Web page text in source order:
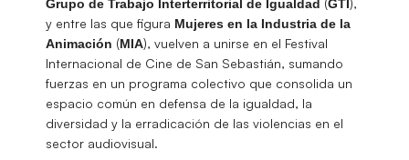
Grupo de Trabajo Interterritorial de Igualdad GTI
y entre las que figura Mujeres en la Industria de la
Animación (MIA), vuelven a unirse en el Festival
Internacional de Cine de San Sebastián, sumando
fuerzas en un programa colectivo que consolida un
espacio común en defensa de la igualdad, la
diversidad y la erradicación de las violencias en el
sector audiovisual.